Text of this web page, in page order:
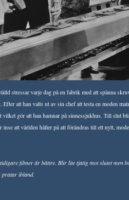
stressar varje dag på en fabrik med att spänna
Efter att han valts ut av sin chef att testa en moden
vilket gör att han hamnar på sinnessjukhus. Till slut
inse att världen håller på att förändras till ett nytt,
filmer är bättre. Blir lite tjatig mot slutet men
pratar ibland.